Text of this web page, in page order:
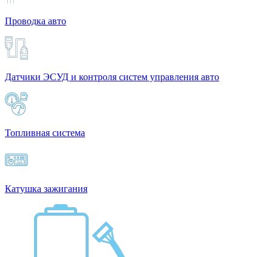
Проводка авто
Датчики ЭСУД и контроля систем управления авто
Топливная система
Катушка зажигания